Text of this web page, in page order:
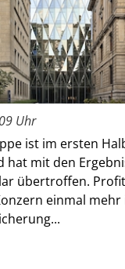
Uhr
ist im ersten
hat mit den
übertroffen.
einmal mehr